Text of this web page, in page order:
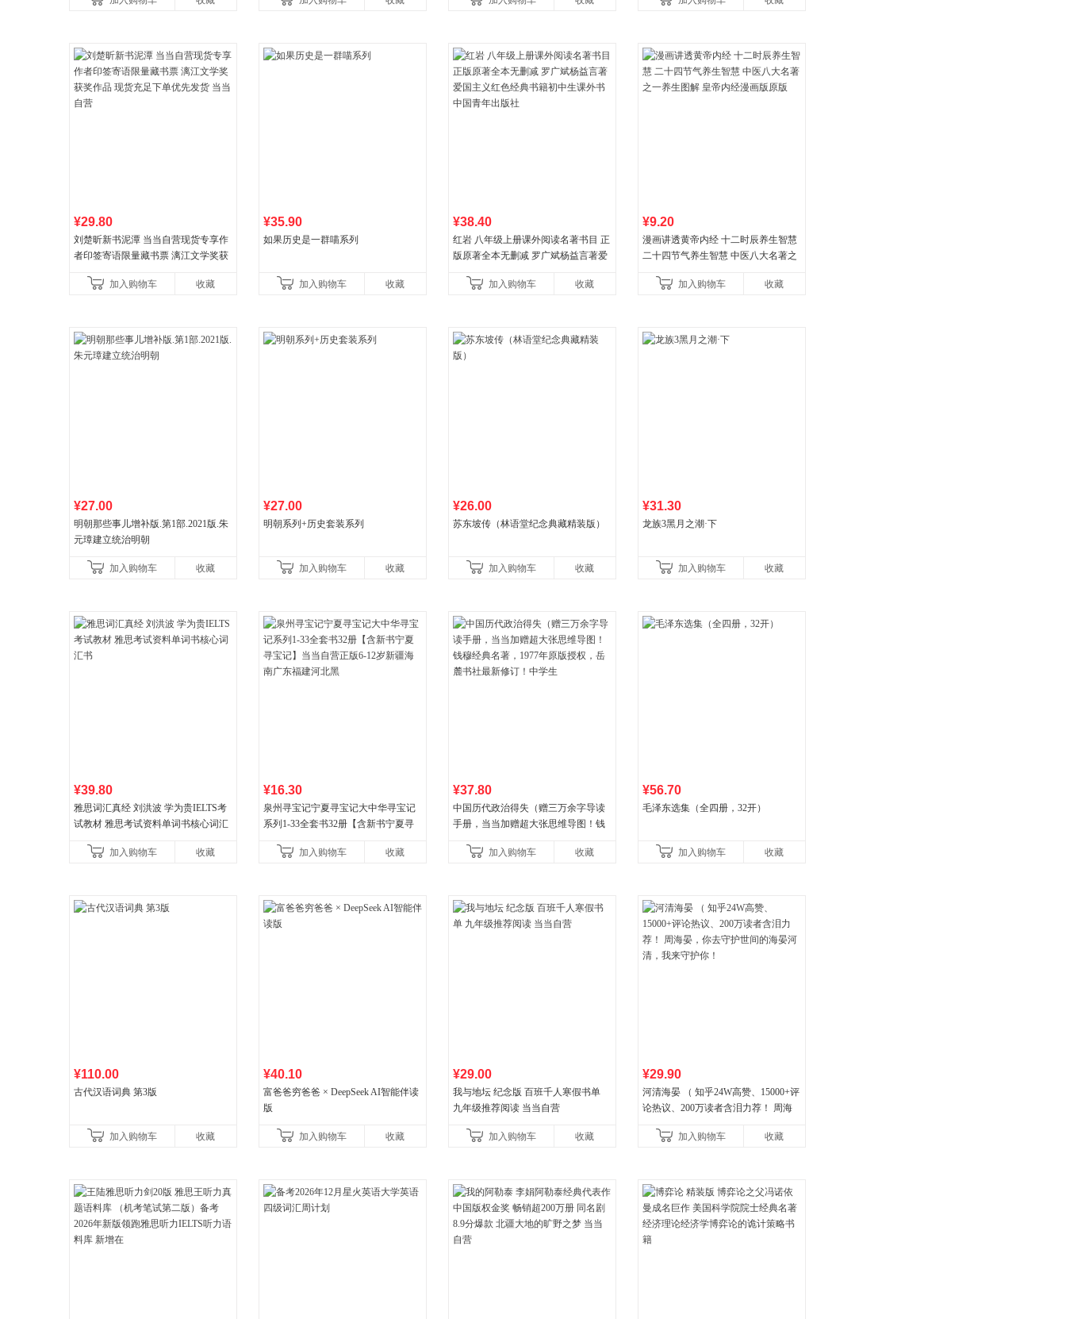
养好品质，发现快
比你听说的还要
¥29.80
刘楚昕新书泥潭 当当自营现货专享作
者印签寄语限量藏书票 漓江文学奖获
加入购物车 收藏
¥35.90
如果历史是一群喵系列
加入购物车 收藏
¥38.40
红岩 八年级上册课外阅读名著书目 正
版原著全本无删减 罗广斌杨益言著爱
国青年出版社加入购物车 收藏
¥9.20
漫画讲透黄帝内经 十二时辰养生智慧
二十四节气养生智慧 中医八大名著之
加入购物车
收藏
¥27.00
明朝那些事儿增补版.第1部.2021版.朱
元璋建立统治明朝
加入购物车 收藏
¥27.00
明朝系列+历史套装系列
加入购物车 收藏
¥26.00
苏东坡传（林语堂纪念典藏精装版）
加入购物车 收藏
¥31.30
龙族3黑月之潮·下
加入购物车 收藏
¥39.80
雅思词汇真经 刘洪波 学为贵IELTS考
试教材 雅思考试资料单词书核心词汇
加入购物车
收藏
¥16.30
泉州寻宝记宁夏寻宝记大中华寻宝记
系列1-33全套书32册【含新书宁夏寻
广东福建河北黑
加入购物车 收藏
¥37.80
中国历代政治得失（赠三万余字导读
手册，当当加赠超大张思维导图！钱
书社最新修订！中学生
加入购物车 收藏
¥56.70
毛泽东选集（全四册，32开）
加入购物车 收藏
¥110.00
古代汉语词典 第3版
加入购物车 收藏
¥40.10
富爸爸穷爸爸 × DeepSeek AI智能伴读
版
加入购物车 收藏
¥29.00
我与地坛 纪念版 百班千人寒假书单
九年级推荐阅读 当当自营
加入购物车 收藏
¥29.90
河清海晏 （ 知乎24W高赞、15000+评
论热议、200万读者含泪力荐！ 周海
守护你！加入购物车 收藏